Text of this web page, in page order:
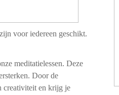
voor iedereen geschikt.
meditatielessen. Deze
Door de
creativiteit en krijg je